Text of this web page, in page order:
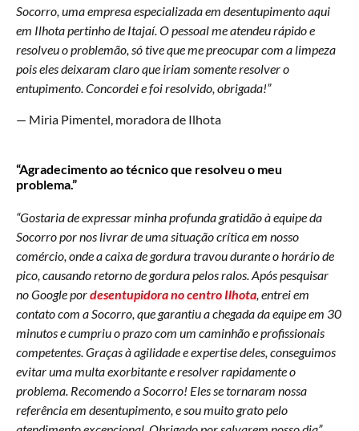
Socorro, uma empresa especializada em desentupimento aqui
em Ilhota pertinho de Itajaí. O pessoal me atendeu rápido e
resolveu o problemão, só tive que me preocupar com a limpeza
pois eles deixaram claro que iriam somente resolver o
entupimento. Concordei e foi resolvido, obrigada!”
— Miria Pimentel, moradora de Ilhota
“Agradecimento ao técnico que resolveu o meu
problema.”
“Gostaria de expressar minha profunda gratidão à equipe da
Socorro por nos livrar de uma situação crítica em nosso
comércio, onde a caixa de gordura travou durante o horário de
pico, causando retorno de gordura pelos ralos. Após pesquisar
no Google pordesentupidora no centro Ilhota, entrei em
contato com a Socorro, que garantiu a chegada da equipe em 30
minutos e cumpriu o prazo com um caminhão e profissionais
competentes. Graças à agilidade e expertise deles, conseguimos
evitar uma multa exorbitante e resolver rapidamente o
problema. Recomendo a Socorro! Eles se tornaram nossa
referência em desentupimento, e sou muito grato pelo